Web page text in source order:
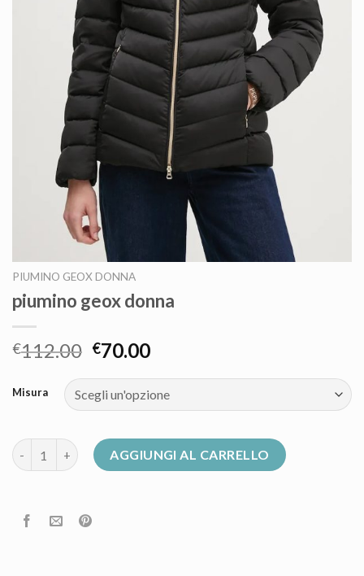
PIUMINO GEOX DONNA
piumino geox donna
€112.00 €70.00
Misura
piumino geox donna quantitàAGGIUNGI AL CARRELLO